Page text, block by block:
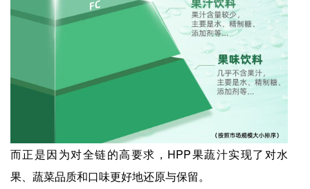
而正是因为对全链的高要求，HPP果蔬汁实现了对水
果、蔬菜品质和口味更好地还原与保留。